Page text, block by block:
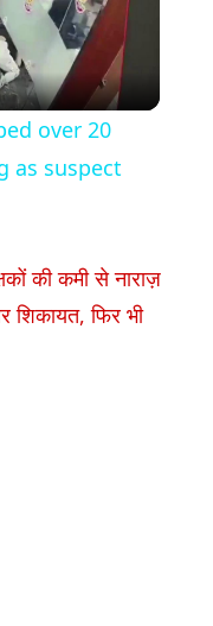
over 20
as suspect
की कमी से नाराज़
शिकायत, फिर भी